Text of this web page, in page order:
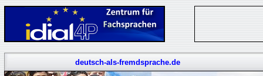
deutsch-als-fremdsprache.de